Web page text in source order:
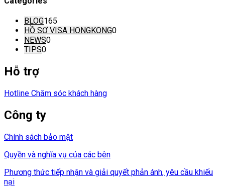
BLOG165
HỒ SƠ VISA HONGKONG0
NEWS0
TIPS0
Hỗ trợ
Hotline Chăm sóc khách hàng
Công ty
Chính sách bảo mật
Quyền và nghĩa vụ của các bên
Phương thức tiếp nhận và giải quyết phản ánh, yêu cầu khiếu
nại